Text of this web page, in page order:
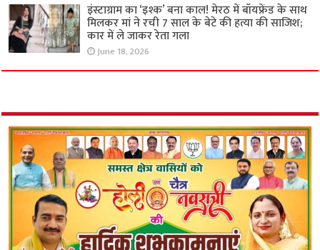
इंस्टाग्राम का ‘इश्क’ बना काल! मेरठ में बॉयफ्रेंड के साथ
मिलकर मां ने रची 7 साल के बेटे की हत्या की साजिश;
कार में ले जाकर रेता गला
June 18, 2026